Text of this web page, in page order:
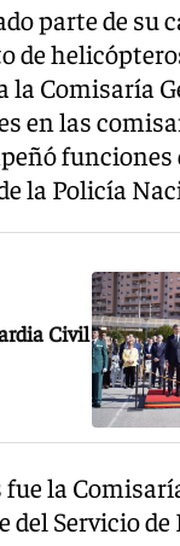
parte de su
de
la Comisaría
en las
la Policía
Civil
fue la
del Servicio